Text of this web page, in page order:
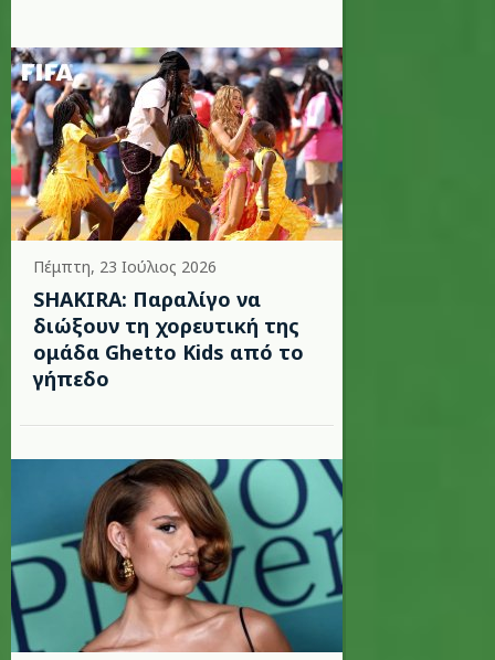
Πέμπτη, 23 Ιούλιος 2026
SHAKIRA: Παραλίγο να
διώξουν τη χορευτική της
ομάδα Ghetto Kids από το
γήπεδο